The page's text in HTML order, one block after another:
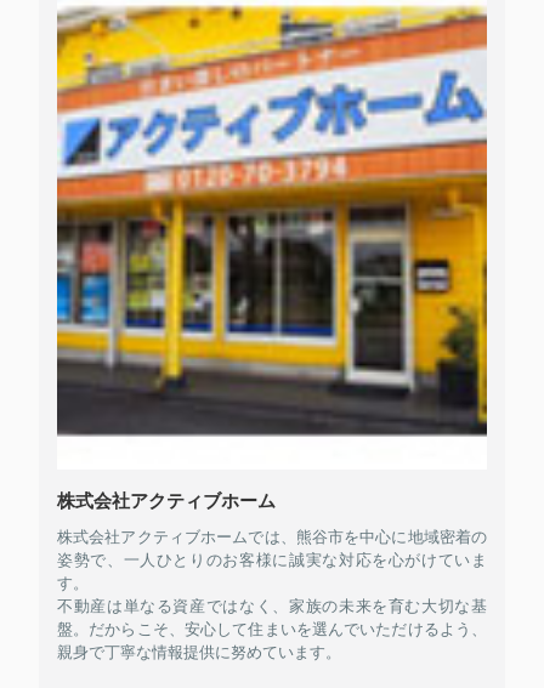
株式会社アクティブホーム
株式会社アクティブホームでは、熊谷市を中心に地域密着の
姿勢で、一人ひとりのお客様に誠実な対応を心がけていま
す。
不動産は単なる資産ではなく、家族の未来を育む大切な基
盤。だからこそ、安心して住まいを選んでいただけるよう、
親身で丁寧な情報提供に努めています。